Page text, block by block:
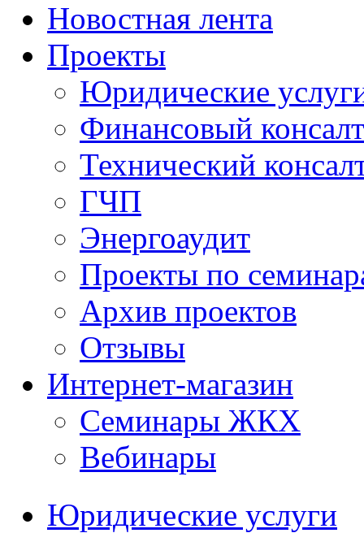
Новостная лента
Проекты
Юридические
Финансовый
Технический
ГЧП
Энергоаудит
Проекты по
Архив проектов
Отзывы
Интернет-магазин
Семинары ЖКХ
Вебинары
Юридические услуги